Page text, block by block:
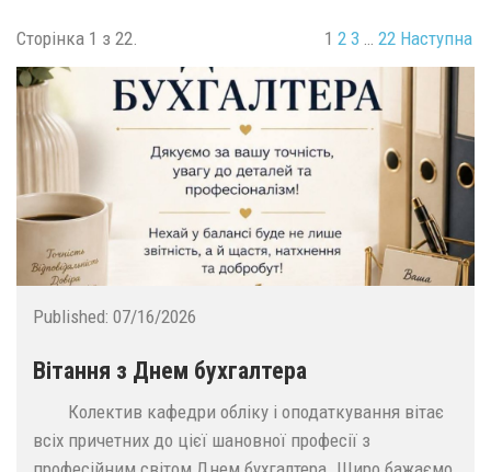
Сторінка 1 з 22. 1 2 3 … 22 Наступна
Published: 07/16/2026
Вітання з Днем бухгалтера
Колектив кафедри обліку і оподаткування вітає
всіх причетних до цієї шановної професії з